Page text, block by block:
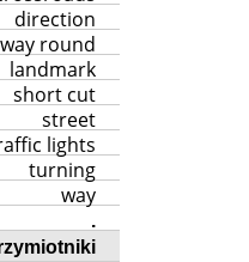
direction
round
landmark
short cut
street
lights
turning
way
.